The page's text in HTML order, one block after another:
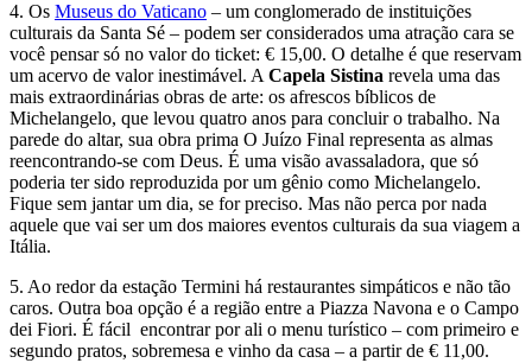
4. Os Museus do Vaticano – um conglomerado de instituições
culturais da Santa Sé – podem ser considerados uma atração cara se
você pensar só no valor do ticket: € 15,00. O detalhe é que reservam
um acervo de valor inestimável. A Capela Sistina revela uma das
mais extraordinárias obras de arte: os afrescos bíblicos de
Michelangelo, que levou quatro anos para concluir o trabalho. Na
parede do altar, sua obra prima O Juízo Final representa as almas
reencontrando-se com Deus. É uma visão avassaladora, que só
poderia ter sido reproduzida por um gênio como Michelangelo.
Fique sem jantar um dia, se for preciso. Mas não perca por nada
aquele que vai ser um dos maiores eventos culturais da sua viagem a
Itália.
5. Ao redor da estação Termini há restaurantes simpáticos e não tão
caros. Outra boa opção é a região entre a Piazza Navona e o Campo
dei Fiori. É fácil encontrar por ali o menu turístico – com primeiro e
segundo pratos, sobremesa e vinho da casa – a partir de € 11,00.